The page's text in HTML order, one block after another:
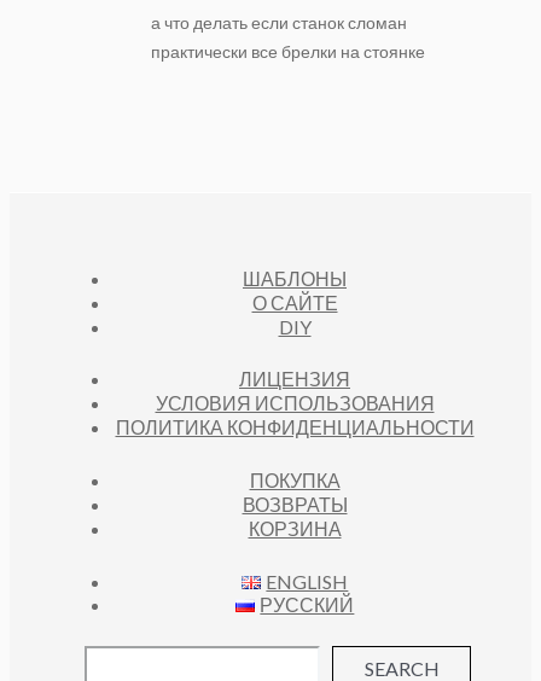
а что делать если станок сломан
практически все брелки на стоянке
ШАБЛОНЫ
О САЙТЕ
DIY
ЛИЦЕНЗИЯ
УСЛОВИЯ ИСПОЛЬЗОВАНИЯ
ПОЛИТИКА КОНФИДЕНЦИАЛЬНОСТИ
ПОКУПКА
ВОЗВРАТЫ
КОРЗИНА
ENGLISH
РУССКИЙ
SEARCH